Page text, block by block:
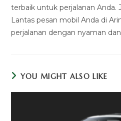
terbaik untuk perjalanan Anda.
Lantas pesan mobil Anda di
perjalanan dengan nyaman
YOU MIGHT ALSO LIKE